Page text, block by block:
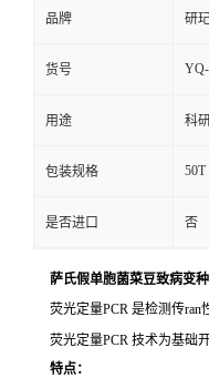
品牌 研
货号
用途 科
包装规格 50T
是否进口 否
萨氏假单胞菌菜豆致病变
荧光定量PCR 是检测传
荧光定量PCR 技术为基础
特点：